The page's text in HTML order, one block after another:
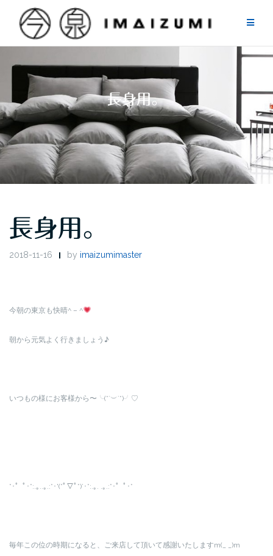
content
長身用。
長身用。
2018-11-16 by imaizumimaster
今朝の東京も快晴^ – ^
朝から元気よく行きましょう♪
いつもの様にお客様から〜╰(*´︶`*)╯♡
*･゜ﾟ･*:.｡..｡.:*･'(*ﾟ▽ﾟ*)’･*:.｡. .｡.:*･゜ﾟ･*
毎年この位の時期になると、ご来店して頂いて感謝いたしますm(_ _)m